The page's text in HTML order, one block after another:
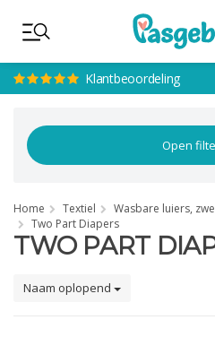
Klantbeoordeling
Open
Home Textiel
Wasbare luiers,
Two Part Diapers
TWO PART
Naam oplopend